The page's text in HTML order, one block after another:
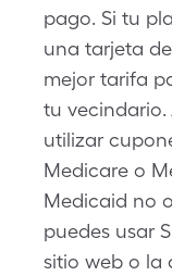
pago. Si tu
una tarjeta
mejor tarifa
tu vecindario.
utilizar
Medicare o
Medicaid no
puedes usar
sitio web o la